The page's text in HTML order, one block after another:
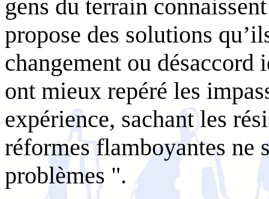
gens du terrain
propose des solutions
changement ou désaccord
ont mieux repéré les
expérience, sachant les
réformes flamboyantes ne
problèmes ".